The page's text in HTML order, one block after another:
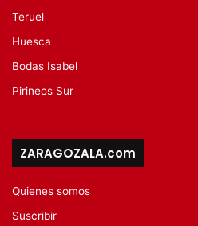
Teruel
Huesca
Bodas Isabel
Pirineos Sur
ZARAGOZALA.com
Quienes somos
Suscribir